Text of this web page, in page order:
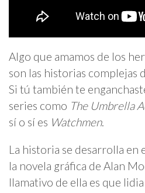
Algo que amamos de los
son las historias complejas
Si tú también te
series como The Umbrella
sí o sí es Watchmen.
La historia se desarrolla en
la novela gráfica de Alan
llamativo de ella es que